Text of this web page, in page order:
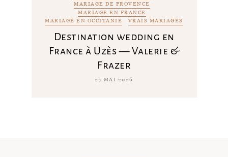
MARIAGE DE PROVENCE
MARIAGE EN FRANCE
MARIAGE EN OCCITANIE
VRAIS MARIAGES
Destination wedding en
France à Uzès — Valerie &
Frazer
27 MAI 2026